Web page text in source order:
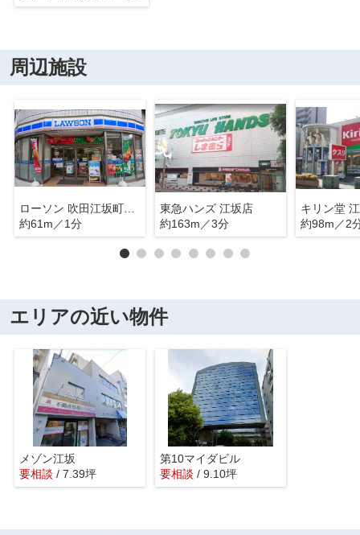
周辺施設
ローソン 吹田江坂町一丁目店
約61m／1分
東急ハンズ 江坂店
約163m／3分
キリン堂
約98m／2
エリアの近い物件
メゾン江坂
要相談 / 7.39坪
第10マイダビル
要相談 / 9.10坪